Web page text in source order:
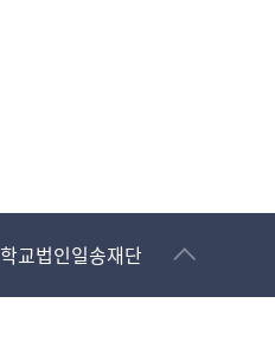
학교법인일송재단